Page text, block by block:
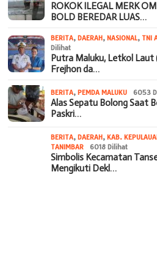
ROKOK ILEGAL MERK
BOLD BEREDAR LUAS…
BERITA,DAERAH,NASIONAL, TNI
Dilihat
Putra Maluku, Letkol Laut
Frejhon da…
BERITA,PEMDA MALUKU 6053
Alas Sepatu Bolong Saat
Paskri…
BERITA,DAERAH,KAB.
TANIMBAR
6018 Dilihat
Simbolis Kecamatan
Mengikuti Dekl…